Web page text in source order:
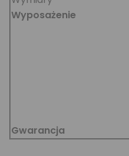
Wyposażenie
Gwarancja